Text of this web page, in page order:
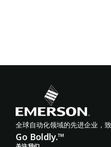
全球自动化领域的先进企业，
Go Boldly.™